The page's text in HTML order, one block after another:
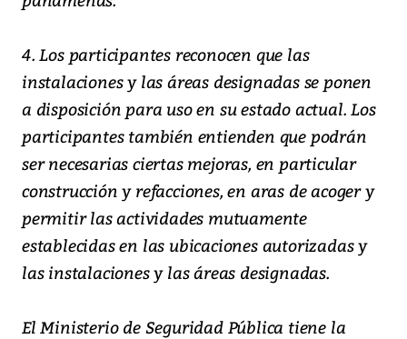
4. Los participantes reconocen que las
instalaciones y las áreas designadas se ponen
a disposición para uso en su estado actual. Los
participantes también entienden que podrán
ser necesarias ciertas mejoras, en particular
construcción y refacciones, en aras de acoger y
permitir las actividades mutuamente
establecidas en las ubicaciones autorizadas y
las instalaciones y las áreas designadas.
El Ministerio de Seguridad Pública tiene la